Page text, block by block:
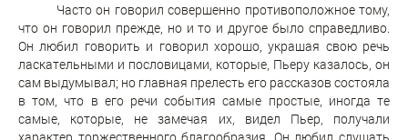
Часто он говорил совершенно противоположное тому,
что он говорил прежде, но и то и другое было справедливо.
Он любил говорить и говорил хорошо, украшая свою речь
ласкательными и пословицами, которые, Пьеру казалось, он
сам выдумывал; но главная прелесть его рассказов состояла
в том, что в его речи события самые простые, иногда те
самые, которые, не замечая их, видел Пьер, получали